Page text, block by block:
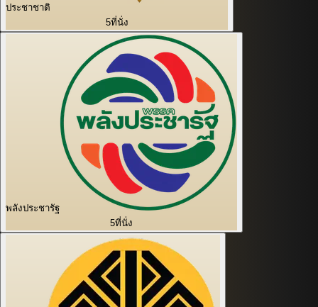
ประชาชาติ
5ที่นั่ง
พลังประชารัฐ
5ที่นั่ง